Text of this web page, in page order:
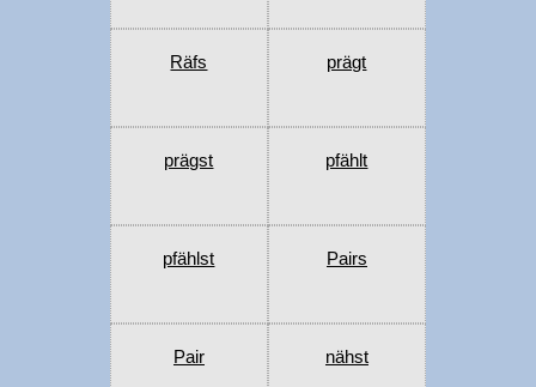
Räfs prägt
prägst pfählt
pfählst Pairs
Pair nähst